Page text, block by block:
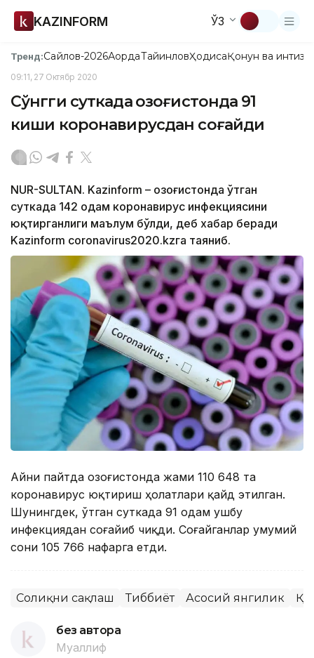
KAZINFORM ЎЗ
Тренд:Сайлов-2026АқордаТайинловҲодисаҚонун ва
09:11, 27 Октябр 2020
Сўнгги суткада Қозоғистонда 91
киши коронавирусдан соғайди
NUR-SULTAN. Kazinform – Қозоғистонда ўтган
суткада 142 одам коронавирус инфекциясини
юқтирганлиги маълум бўлди, деб хабар беради
Kazinform coronavirus2020.kzга таяниб.
Айни пайтда Қозоғистонда жами 110 648 та
коронавирус юқтириш ҳолатлари қайд этилган.
Шунингдек, ўтган суткада 91 одам ушбу
инфекциядан соғайиб чиқди. Соғайганлар умумий
сони 105 766 нафарга етди.
Соғлиқни сақлаш Тиббиёт Асосий янгилик ҚР
без автора
Муаллиф